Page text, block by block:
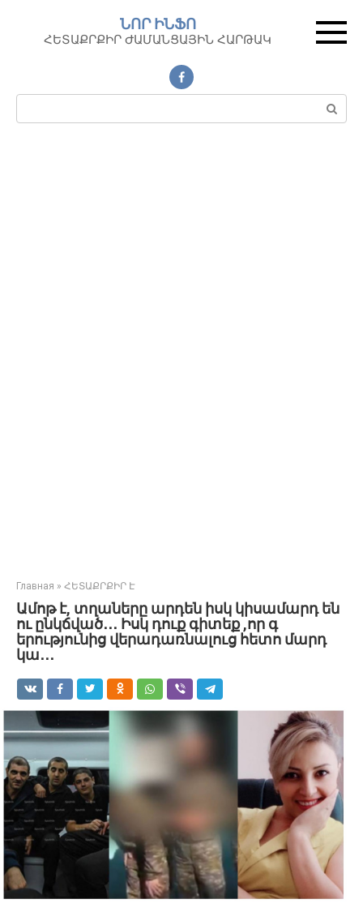
контенту
ՆՈՐ ԻՆՖՈ
ՀԵՏԱՔՐՔԻՐ ԺԱՄԱՆՑԱՅԻՆ ՀԱՐԹԱԿ
Поиск:
Главная » ՀԵՏԱՔՐՔԻՐ Է
Ամոթ է, տղաները արդեն իսկ կիսամարդ են
ու ընկճված․․․ Իսկ դուք գիտեք ,որ գ
երությունից վերադառնալուց հետո մարդ
կա․․․